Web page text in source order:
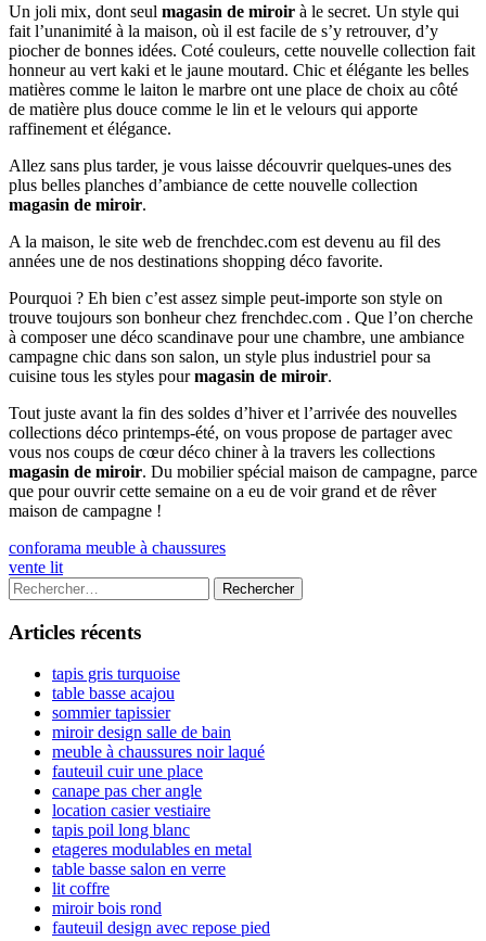
Un joli mix, dont seul magasin de miroir à le secret. Un style qui
fait l’unanimité à la maison, où il est facile de s’y retrouver, d’y
piocher de bonnes idées. Coté couleurs, cette nouvelle collection fait
honneur au vert kaki et le jaune moutard. Chic et élégante les belles
matières comme le laiton le marbre ont une place de choix au côté
de matière plus douce comme le lin et le velours qui apporte
raffinement et élégance.
Allez sans plus tarder, je vous laisse découvrir quelques-unes des
plus belles planches d’ambiance de cette nouvelle collection
magasin de miroir.
A la maison, le site web de frenchdec.com est devenu au fil des
années une de nos destinations shopping déco favorite.
Pourquoi ? Eh bien c’est assez simple peut-importe son style on
trouve toujours son bonheur chez frenchdec.com . Que l’on cherche
à composer une déco scandinave pour une chambre, une ambiance
campagne chic dans son salon, un style plus industriel pour sa
cuisine tous les styles pourmagasin de miroir.
Tout juste avant la fin des soldes d’hiver et l’arrivée des nouvelles
collections déco printemps-été, on vous propose de partager avec
vous nos coups de cœur déco chiner à la travers les collections
magasin de miroir. Du mobilier spécial maison de campagne, parce
que pour ouvrir cette semaine on a eu de voir grand et de rêver
maison de campagne !
Navigation
de
l’article
Previous
article:
conforama meuble à chaussures
Next
article:
vente lit
Colonne
latérale
principale
Rechercher :
Articles récents
tapis gris turquoise
table basse acajou
sommier tapissier
miroir design salle de bain
meuble à chaussures noir laqué
fauteuil cuir une place
canape pas cher angle
location casier vestiaire
tapis poil long blanc
etageres modulables en metal
table basse salon en verre
lit coffre
miroir bois rond
fauteuil design avec repose pied